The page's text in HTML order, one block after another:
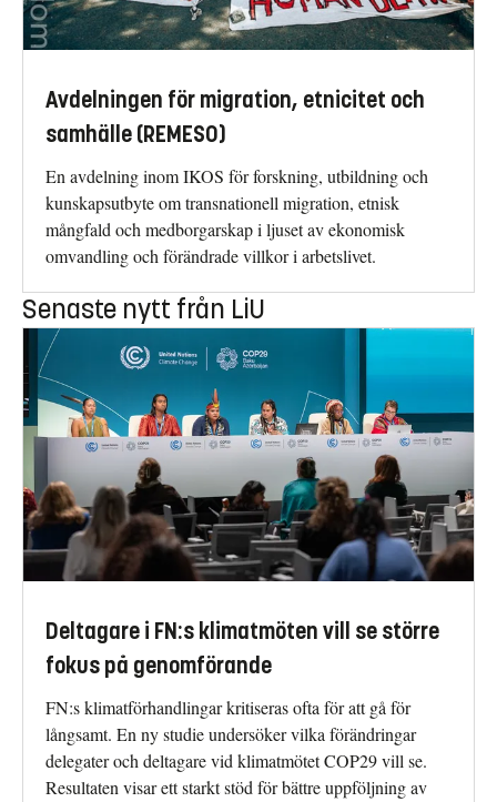
Avdelningen för migration, etnicitet och
samhälle (REMESO)
En avdelning inom IKOS för forskning, utbildning och
kunskapsutbyte om transnationell migration, etnisk
mångfald och medborgarskap i ljuset av ekonomisk
omvandling och förändrade villkor i arbetslivet.
Senaste nytt från LiU
Deltagare i FN:s klimatmöten vill se större
fokus på genomförande
FN:s klimatförhandlingar kritiseras ofta för att gå för
långsamt. En ny studie undersöker vilka förändringar
delegater och deltagare vid klimatmötet COP29 vill se.
Resultaten visar ett starkt stöd för bättre uppföljning av